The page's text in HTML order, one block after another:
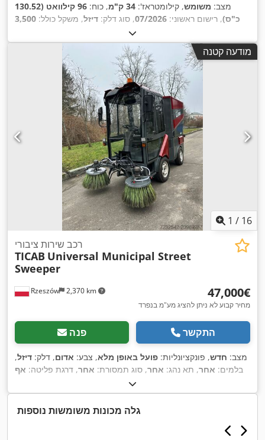
מצב: משומש, קילומטראז': 34 ק"מ , כוח:
96 קילוואט (130.52
כ"ס), רישום ראשוני: 07/2026, סוג דלק: דיזל, משקל כולל: 3,500
, סוג תמסורת:אוטומטי
כולל:5,981 מ"מ , רוחב כולל:2,533 מ"מ , גובה כולל:2,448 מ"מ
,
ציוד: חימום חניה, מיזוג אוויר, מסנן פיח, מערכת בלימה למניעת
אלקטרונית (ESP),
מודעה קטנה
1 / 16
Rzeszów 2,370 km
רכב שירות ציבורי
TICAB Universal Municipal Street
Sweeper
‏47,000 ‏€
מחיר קבוע לא ניתן להציג מע"מ בנפרד
פנה התקשר
מצב: חדש, פונקציונליות: פועל באופן מלא, צבע: אדום, דלק: דיזל,
בלמים: אחר, תא נהג: אחר, סוג תמסורת: אחר, דרגת פליטה: אף
מיזוג אוויר, פנסי ערפל, רמת רעש
נמוכה,
גלה מכונות משומשות נוספות